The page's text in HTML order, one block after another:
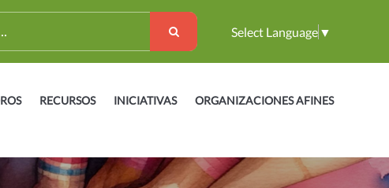
Select Language ▼
RECURSOS INICIATIVAS ORGANIZACIONES AFINES